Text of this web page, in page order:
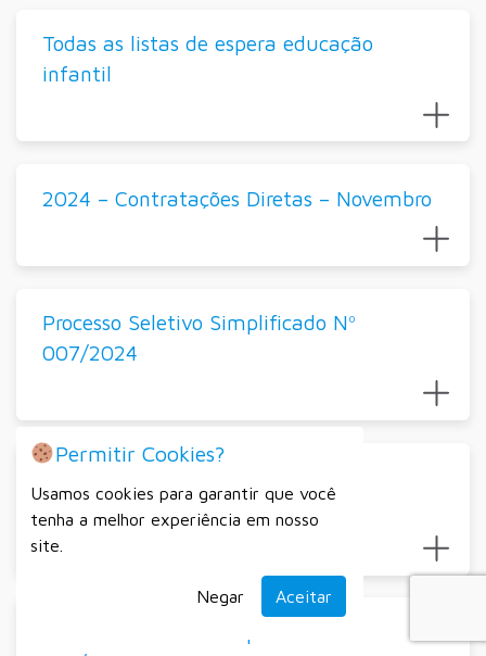
Todas as listas de espera educação
infantil
2024 – Contratações Diretas – Novembro
Processo Seletivo Simplificado Nº
007/2024
Comércio e Serviços
Permitir Cookies?
Usamos cookies para garantir que você
tenha a melhor experiência em nosso
site.
Negar Aceitar